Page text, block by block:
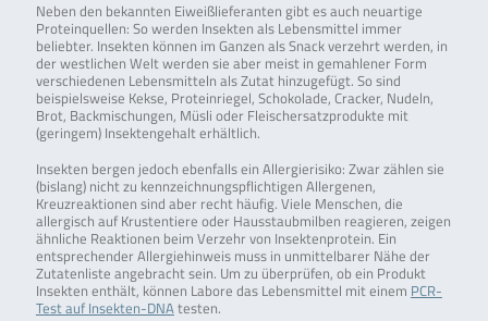
Neben den bekannten Eiweißlieferanten gibt es auch neuartige
Proteinquellen: So werden Insekten als Lebensmittel immer
beliebter. Insekten können im Ganzen als Snack verzehrt werden, in
der westlichen Welt werden sie aber meist in gemahlener Form
verschiedenen Lebensmitteln als Zutat hinzugefügt. So sind
beispielsweise Kekse, Proteinriegel, Schokolade, Cracker, Nudeln,
Brot, Backmischungen, Müsli oder Fleischersatzprodukte mit
(geringem) Insektengehalt erhältlich.
Insekten bergen jedoch ebenfalls ein Allergierisiko: Zwar zählen sie
(bislang) nicht zu kennzeichnungspflichtigen Allergenen,
Kreuzreaktionen sind aber recht häufig. Viele Menschen, die
allergisch auf Krustentiere oder Hausstaubmilben reagieren, zeigen
ähnliche Reaktionen beim Verzehr von Insektenprotein. Ein
entsprechender Allergiehinweis muss in unmittelbarer Nähe der
Zutatenliste angebracht sein. Um zu überprüfen, ob ein Produkt
Insekten enthält, können Labore das Lebensmittel mit einem PCR-
Test auf Insekten-DNAtesten.